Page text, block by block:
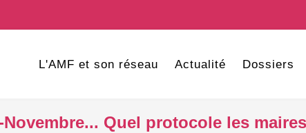
L'AMF et son réseau Actualité Dossiers
Novembre... Quel protocole les